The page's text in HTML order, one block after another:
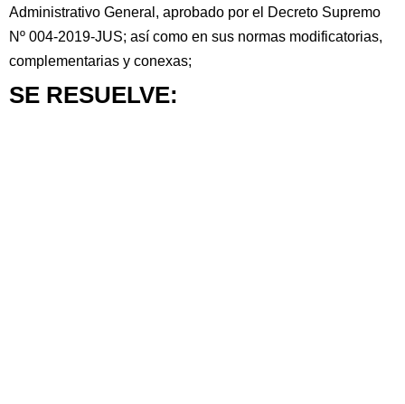
Administrativo General, aprobado por el Decreto Supremo
Nº 004-2019-JUS; así como en sus normas modificatorias,
complementarias y conexas;
SE RESUELVE: